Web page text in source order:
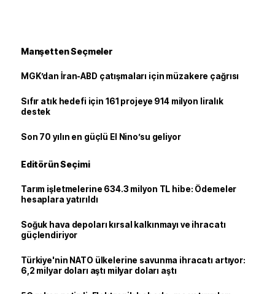
Manşetten Seçmeler
MGK’dan İran-ABD çatışmaları için müzakere çağrısı
Sıfır atık hedefi için 161 projeye 914 milyon liralık
destek
Son 70 yılın en güçlü El Nino’su geliyor
Editörün Seçimi
Tarım işletmelerine 634.3 milyon TL hibe: Ödemeler
hesaplara yatırıldı
Soğuk hava depoları kırsal kalkınmayı ve ihracatı
güçlendiriyor
Türkiye'nin NATO ülkelerine savunma ihracatı artıyor:
6,2 milyar doları aştı milyar doları aştı